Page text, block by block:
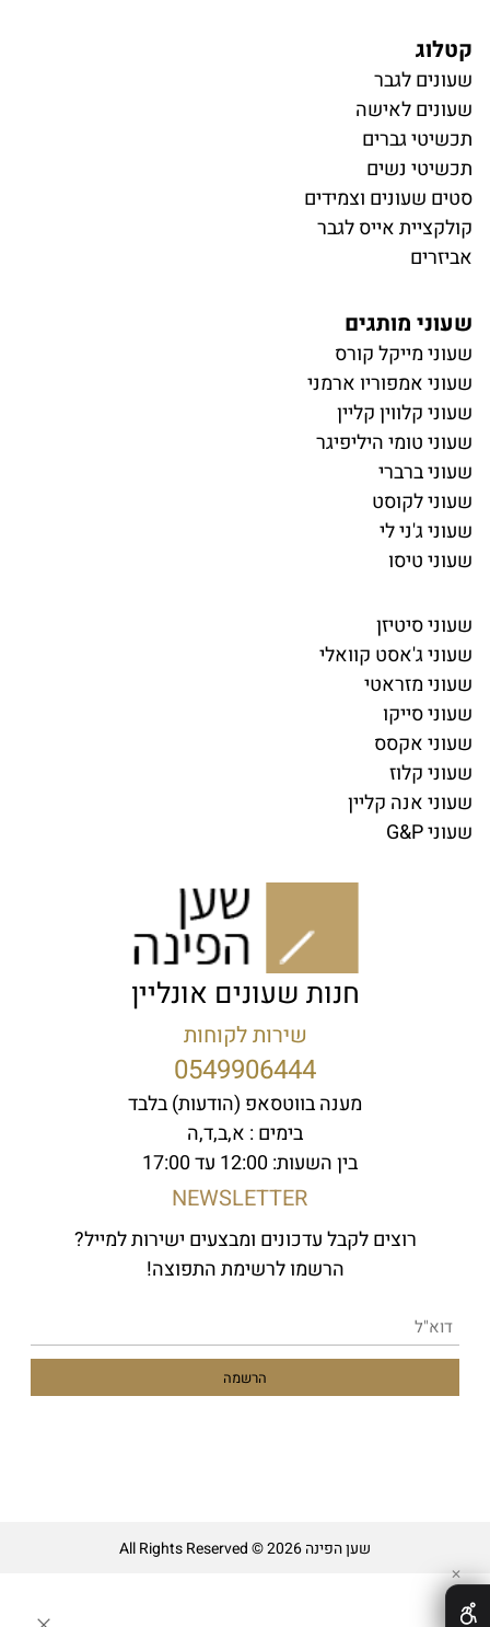
קטלוג
שעונים לגבר
שעונים לאישה
תכשיטי גברים
תכשיטי נשים
סטים שעונים וצמידים
קולקציית אייס לגבר
אביזרים
שעוני מותגים
שעוני מייקל קורס
שעוני אמפוריו ארמני
שעוני קלווין קליין
שעוני טומי היליפיגר
שעוני ברברי
שעוני לקוסט
שעוני ג'ני לי
שעוני טיסו
שעוני סיטיזן
שעוני ג'אסט קוואלי
שעוני מזראטי
שעוני סייקו
שעוני אקסס
שעוני קלוז
שעוני אנה קליין
שעוני G&P
חנות שעונים אונליין
שירות לקוחות
0549906444
מענה בווטסאפ (הודעות) בלבד
בימים : א,ב,ד,ה
בין השעות: 12:00 עד 17:00
NEWSLETTER
רוצים לקבל עדכונים ומבצעים ישירות למייל?
הרשמו לרשימת התפוצה!
שען הפינה All Rights Reserved © 2026
✕